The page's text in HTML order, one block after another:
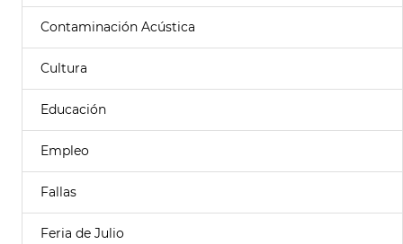
Contaminación Acústica
Cultura
Educación
Empleo
Fallas
Feria de Julio